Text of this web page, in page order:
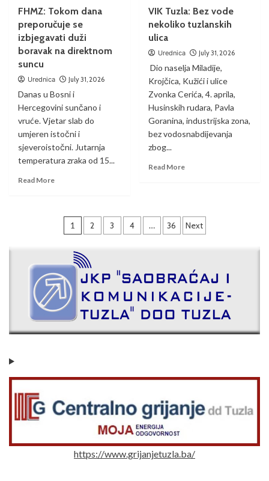
FHMZ: Tokom dana
preporučuje se
izbjegavati duži
boravak na direktnom
suncu
Urednica July 31, 2026
Danas u Bosni i
Hercegovini sunčano i
vruće. Vjetar slab do
umjeren istočni i
sjeveroistočni. Jutarnja
temperatura zraka od 15...
Read More
VIK Tuzla: Bez vode
nekoliko tuzlanskih
ulica
Urednica July 31, 2026
Dio naselja Miladije,
Krojčica, Kužići i ulice
Zvonka Cerića, 4. aprila,
Husinskih rudara, Pavla
Goranina, industrijska zona,
bez vodosnabdijevanja
zbog...
Read More
1 2 3 4 … 36 Next
https://www.grijanjetuzla.ba/